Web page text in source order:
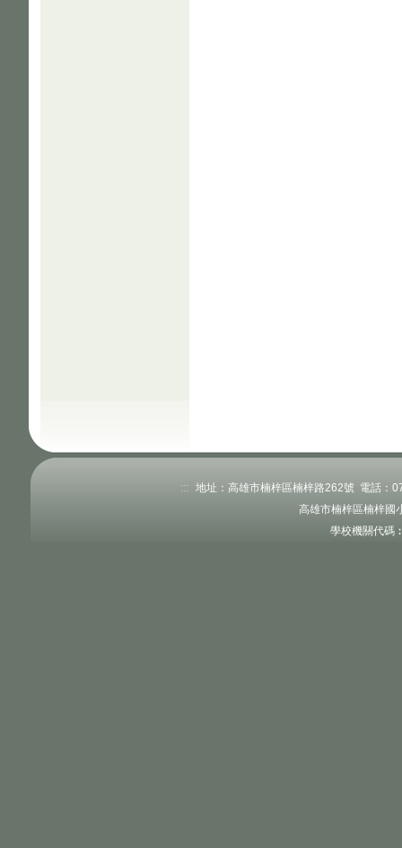
:::
地址：高雄市楠梓區楠梓路262號 電話：
高雄市楠梓區楠梓國
學校機關代碼